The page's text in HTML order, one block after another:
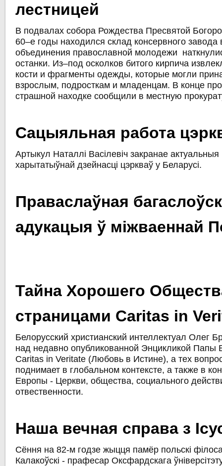
лестницей
В подвалах собора Рождества Пресвятой
60–е годы находился склад консервного завода
объединения православной молодежи
останки. Из–под осколков битого кирпича
кости и фрагменты одежды, которые могли
взрослым, подросткам и младенцам. В конце
страшной находке сообщили в местную
Сацыяльная работа
Артыкул Наталлі Васілевіч закранае актуальныя
харытатыўнай дзейнасці цэркваў у Беларусі.
Праваслаўная
адукацыя ў міжваеннай
Тайна Хорошего
страницами Caritas in
Белорусский христианский интеллектуал Олег
над недавно опубликованной Энцикликой Папы
Caritas in Veritate (Любовь в Истине), а тех
поднимает в глобальном контексте, а также в
Европы - Церкви, общества, социального
отвественности.
Наша вечная справа з
Сёння на 82-м годзе жыцця памёр польскі
Калакоўскі - прафесар Оксфардскага